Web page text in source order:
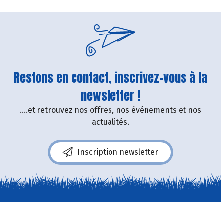
Restons en contact, inscrivez-vous à la
newsletter !
....et retrouvez nos offres, nos événements et nos
actualités.
Inscription newsletter